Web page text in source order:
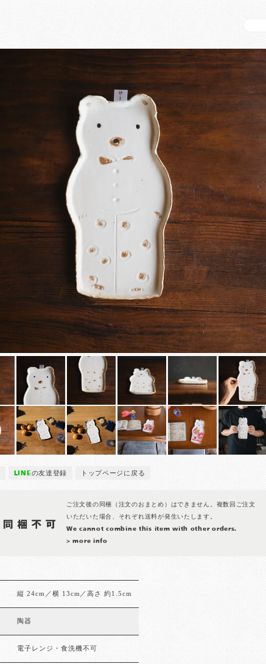
LINEの友達登録 トップページに戻る
ご注文後の同梱（注文のおまとめ）はできません。複数回ご注文
いただいた場合、それぞれ送料が発生いたします。
We cannot combine this item with other orders.
> more info
縦 24cm／横 13cm／高さ 約1.5cm
陶器
電子レンジ・食洗機不可